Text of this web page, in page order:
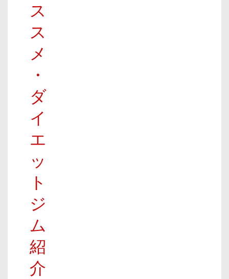
ス
ス
メ
・
ダ
イ
エ
ッ
ト
ジ
ム
紹
介